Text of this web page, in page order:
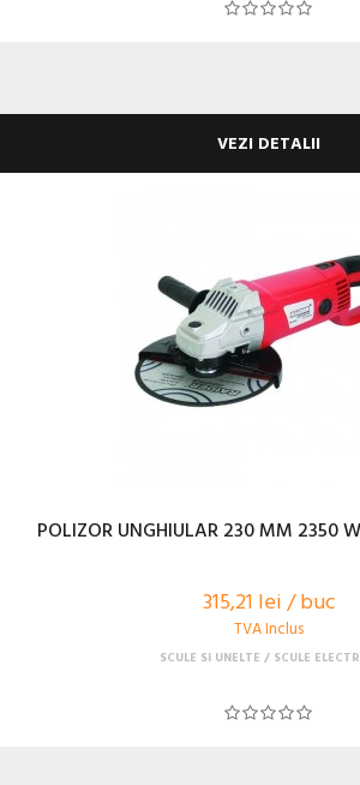
VEZI DETALII
POLIZOR UNGHIULAR 230 MM 2350
315,21 lei / buc
TVA Inclus
SCULE SI UNELTE SCULE